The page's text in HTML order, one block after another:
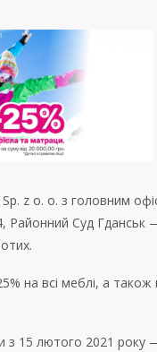
z o. o. з головним
Районний Суд Гданськ
на всі меблі, а
з 15 лютого 2021